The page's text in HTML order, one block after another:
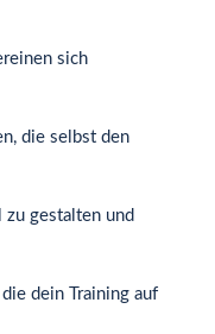
sich
die selbst den
gestalten und
dein Training auf